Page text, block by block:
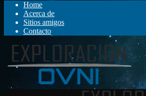
Home
Acerca de
Sitios amigos
Contacto